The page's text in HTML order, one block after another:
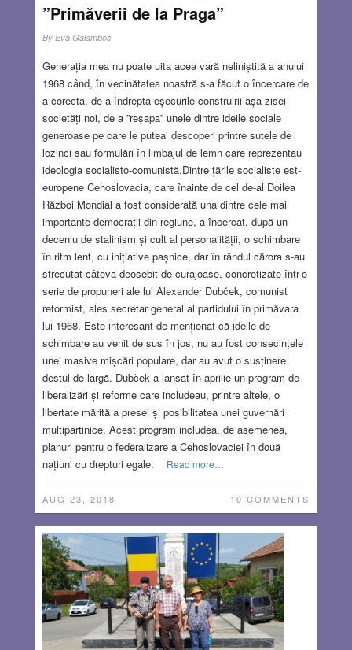
”Primăverii de la Praga”
By Eva Galambos
Generația mea nu poate uita acea vară neliniștită a anului
1968 când, în vecinătatea noastră s-a făcut o încercare de
a corecta, de a îndrepta eșecurile construirii așa zisei
societăți noi, de a ”reșapa” unele dintre ideile sociale
generoase pe care le puteai descoperi printre sutele de
lozinci sau formulări în limbajul de lemn care reprezentau
ideologia socialisto-comunistă.Dintre țările socialiste est-
europene Cehoslovacia, care înainte de cel de-al Doilea
Război Mondial a fost considerată una dintre cele mai
importante democrații din regiune, a încercat, după un
deceniu de stalinism și cult al personalității, o schimbare
în ritm lent, cu inițiative pașnice, dar în rândul cărora s-au
strecutat câteva deosebit de curajoase, concretizate într-o
serie de propuneri ale lui Alexander Dubček, comunist
reformist, ales secretar general al partidului în primăvara
lui 1968. Este interesant de menționat că ideile de
schimbare au venit de sus în jos, nu au fost consecințele
unei masive mișcări populare, dar au avut o susținere
destul de largă. Dubček a lansat în aprilie un program de
liberalizări și reforme care includeau, printre altele, o
libertate mărită a presei și posibilitatea unei guvernări
multipartinice. Acest program includea, de asemenea,
planuri pentru o federalizare a Cehoslovaciei în două
națiuni cu drepturi egale.
Read more…
AUG 23, 2018 10 COMMENTS